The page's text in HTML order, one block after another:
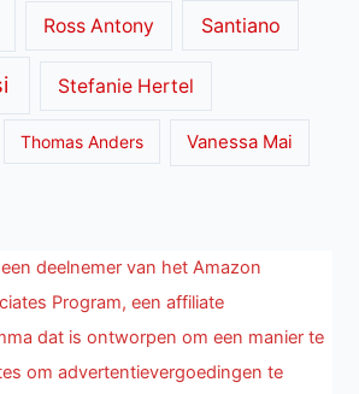
Ross Antony Santiano
Stefanie Hertel
Thomas Anders Vanessa Mai
deelnemer van het Amazon
Program, een affiliate
dat is ontworpen om een manier te
om advertentievergoedingen te